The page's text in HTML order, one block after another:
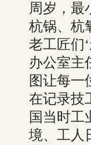
周岁，最
杭锅、杭
老工匠们
办公室主
图让每一
在记录技
国当时工
境、工人